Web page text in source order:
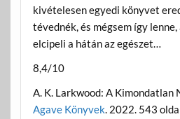
kivételesen egyedi könyvet
tévednék, és mégsem így
elcipeli a hátán az egészet…
8,4/10
A. K. Larkwood: A Kimondatlan
Agave Könyvek. 2022. 543